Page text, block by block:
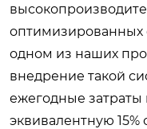
оптимизированных
одном из наших
внедрение такой
ежегодные затраты
эквивалентную 15%